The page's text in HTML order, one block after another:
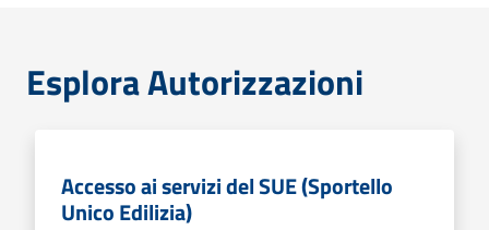
Esplora Autorizzazioni
Accesso ai servizi del SUE (Sportello
Unico Edilizia)